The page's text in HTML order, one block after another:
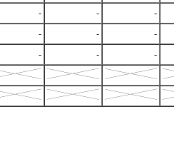
- -
-
- -
-
- -
-